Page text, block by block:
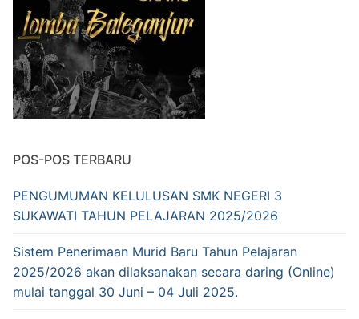
SENI KERAWITAN
SENI MUSIK NON KLASIK
KECANTIKAN KULIT & RAMBUT
AKOMODASI PERHOTELAN
VISI & MISI
TUJUAN
STRUKTUR ORGANISASI
GALERI
KONTAK KAMI
REVITALISASI
POS-POS TERBARU
PENGUMUMAN KELULUSAN SMK NEGERI 3
SUKAWATI TAHUN PELAJARAN 2025/2026
Sistem Penerimaan Murid Baru Tahun Pelajaran
2025/2026 akan dilaksanakan secara daring (Online)
mulai tanggal 30 Juni – 04 Juli 2025.